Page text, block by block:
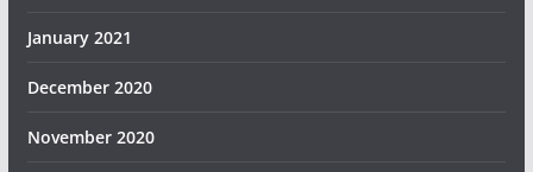
January 2021
December 2020
November 2020